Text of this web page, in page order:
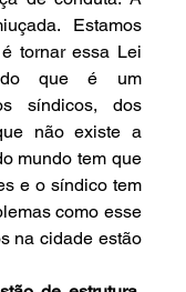
Estamos
tornar essa Lei
que é um
síndicos, dos
não existe a
mundo tem que
e o síndico tem
como esse
na cidade estão